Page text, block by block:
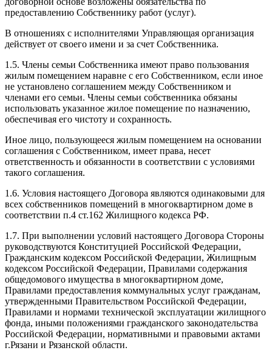
предоставлению Собственнику работ (услуг).
В отношениях с исполнителями Управляющая организация
действует от своего имени и за счет Собственника.
1.5. Члены семьи Собственника имеют право пользования
жилым помещением наравне с его Собственником, если иное
не установлено соглашением между Собственником и
членами его семьи. Члены семьи собственника обязаны
использовать указанное жилое помещение по назначению,
обеспечивая его чистоту и сохранность.
Иное лицо, пользующееся жилым помещением на основании
соглашения с Собственником, имеет права, несет
ответственность и обязанности в соответствии с условиями
такого соглашения.
1.6. Условия настоящего Договора являются одинаковыми для
всех собственников помещений в многоквартирном доме в
соответствии п.4 ст.162 Жилищного кодекса РФ.
1.7. При выполнении условий настоящего Договора Стороны
руководствуются Конституцией Российской Федерации,
Гражданским кодексом Российской Федерации, Жилищным
кодексом Российской Федерации, Правилами содержания
общедомового имущества в многоквартирном доме,
Правилами предоставления коммунальных услуг гражданам,
утвержденными Правительством Российской Федерации,
Правилами и нормами технической эксплуатации жилищного
фонда, иными положениями гражданского законодательства
Российской Федерации, нормативными и правовыми актами
г.Рязани и Рязанской области.